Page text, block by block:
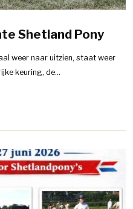
Shetland Pony
weer naar uitzien, staat weer
keuring, de...